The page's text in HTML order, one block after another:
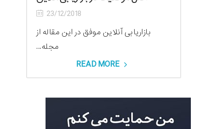
23/12/2018
بازاریابی آنلاین موفق در این مقاله از
مجله...
READ MORE